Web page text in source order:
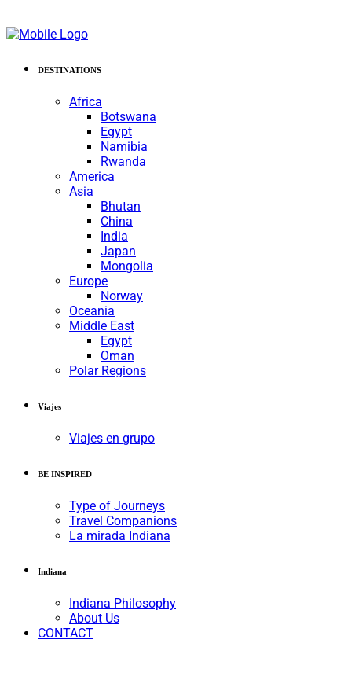
DESTINATIONS
Africa
Botswana
Egypt
Namibia
Rwanda
America
Asia
Bhutan
China
India
Japan
Mongolia
Europe
Norway
Oceania
Middle East
Egypt
Oman
Polar Regions
Viajes
Viajes en grupo
BE INSPIRED
Type of Journeys
Travel Companions
La mirada Indiana
Indiana
Indiana Philosophy
About Us
CONTACT